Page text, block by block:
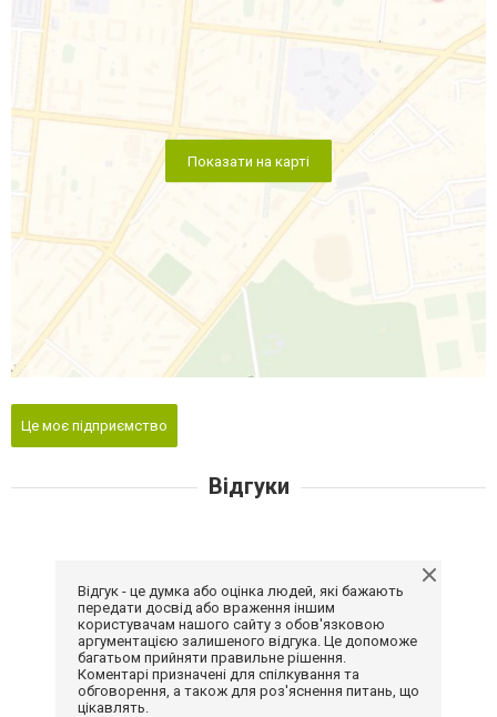
Показати на карті
Це моє підприємство
Відгуки
Відгук - це думка або оцінка людей, які бажають
передати досвід або враження іншим
користувачам нашого сайту з обов'язковою
аргументацією залишеного відгука. Це допоможе
багатьом прийняти правильне рішення.
Коментарі призначені для спілкування та
обговорення, а також для роз'яснення питань, що
цікавлять.